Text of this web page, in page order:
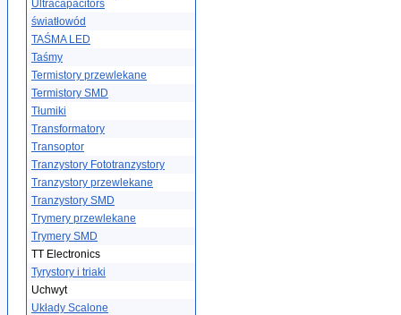
Ultracapacitors
światłowód
TAŚMA LED
Taśmy
Termistory przewlekane
Termistory SMD
Tłumiki
Transformatory
Transoptor
Tranzystory Fototranzystory
Tranzystory przewlekane
Tranzystory SMD
Trymery przewlekane
Trymery SMD
TT Electronics
Tyrystory i triaki
Uchwyt
Układy Scalone